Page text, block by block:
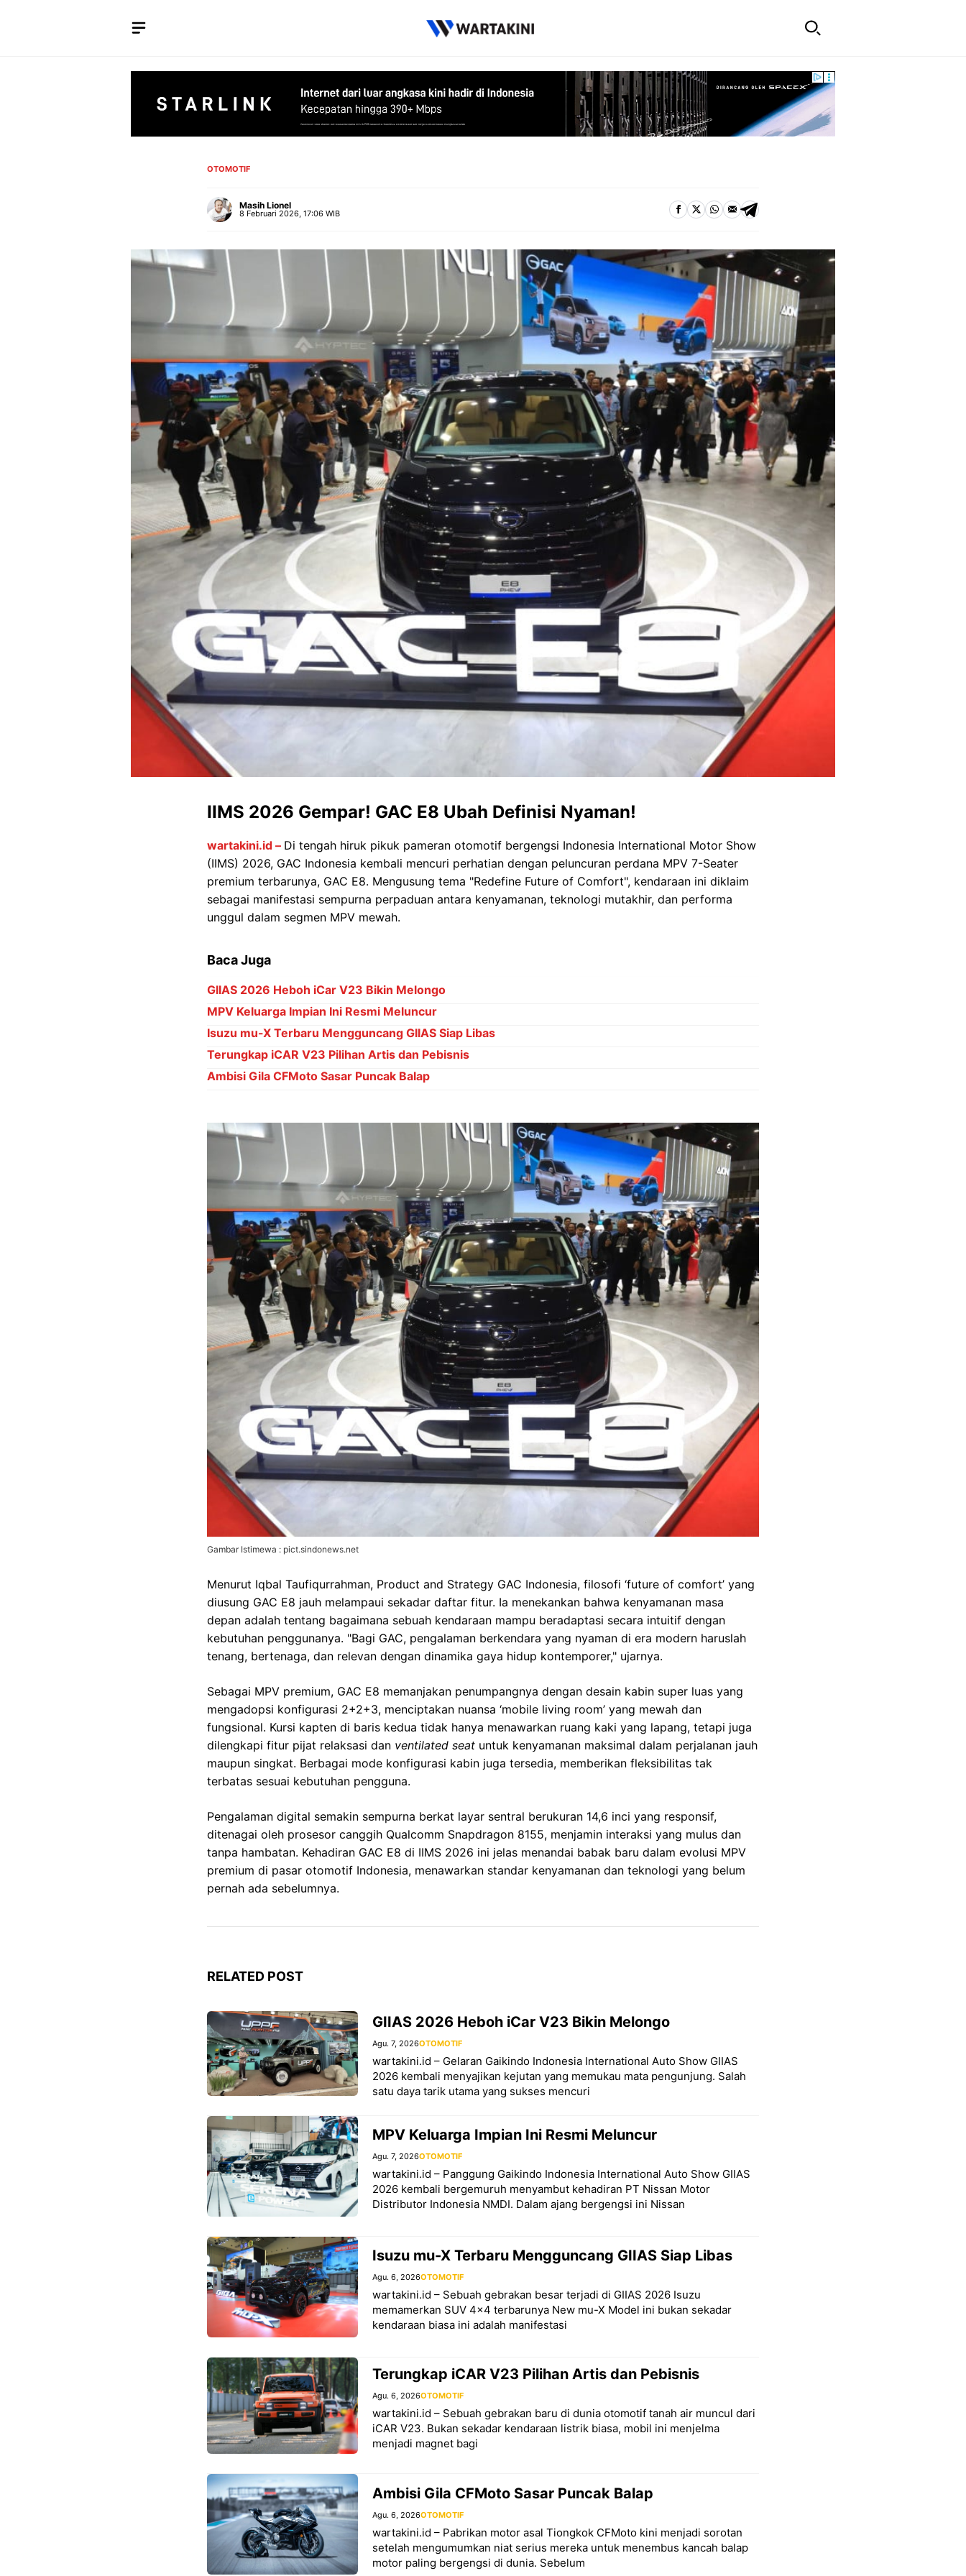
OTOMOTIF
Masih Lionel
8 Februari 2026, 17:06 WIB
IIMS 2026 Gempar! GAC E8 Ubah Definisi Nyaman!
wartakini.id – Di tengah hiruk pikuk pameran otomotif bergengsi Indonesia International Motor Show
(IIMS) 2026, GAC Indonesia kembali mencuri perhatian dengan peluncuran perdana MPV 7-Seater
premium terbarunya, GAC E8. Mengusung tema "Redefine Future of Comfort", kendaraan ini diklaim
sebagai manifestasi sempurna perpaduan antara kenyamanan, teknologi mutakhir, dan performa
unggul dalam segmen MPV mewah.
Baca Juga
GIIAS 2026 Heboh iCar V23 Bikin Melongo
MPV Keluarga Impian Ini Resmi Meluncur
Isuzu mu-X Terbaru Mengguncang GIIAS Siap Libas
Terungkap iCAR V23 Pilihan Artis dan Pebisnis
Ambisi Gila CFMoto Sasar Puncak Balap
Gambar Istimewa : pict.sindonews.net
Menurut Iqbal Taufiqurrahman, Product and Strategy GAC Indonesia, filosofi ‘future of comfort’ yang
diusung GAC E8 jauh melampaui sekadar daftar fitur. Ia menekankan bahwa kenyamanan masa
depan adalah tentang bagaimana sebuah kendaraan mampu beradaptasi secara intuitif dengan
kebutuhan penggunanya. "Bagi GAC, pengalaman berkendara yang nyaman di era modern haruslah
tenang, bertenaga, dan relevan dengan dinamika gaya hidup kontemporer," ujarnya.
Sebagai MPV premium, GAC E8 memanjakan penumpangnya dengan desain kabin super luas yang
mengadopsi konfigurasi 2+2+3, menciptakan nuansa ‘mobile living room’ yang mewah dan
fungsional. Kursi kapten di baris kedua tidak hanya menawarkan ruang kaki yang lapang, tetapi juga
dilengkapi fitur pijat relaksasi dan ventilated seat untuk kenyamanan maksimal dalam perjalanan jauh
maupun singkat. Berbagai mode konfigurasi kabin juga tersedia, memberikan fleksibilitas tak
terbatas sesuai kebutuhan pengguna.
Pengalaman digital semakin sempurna berkat layar sentral berukuran 14,6 inci yang responsif,
ditenagai oleh prosesor canggih Qualcomm Snapdragon 8155, menjamin interaksi yang mulus dan
tanpa hambatan. Kehadiran GAC E8 di IIMS 2026 ini jelas menandai babak baru dalam evolusi MPV
premium di pasar otomotif Indonesia, menawarkan standar kenyamanan dan teknologi yang belum
pernah ada sebelumnya.
RELATED POST
GIIAS 2026 Heboh iCar V23 Bikin Melongo
Agu. 7, 2026OTOMOTIF
wartakini.id – Gelaran Gaikindo Indonesia International Auto Show GIIAS
2026 kembali menyajikan kejutan yang memukau mata pengunjung. Salah
satu daya tarik utama yang sukses mencuri
MPV Keluarga Impian Ini Resmi Meluncur
Agu. 7, 2026OTOMOTIF
wartakini.id – Panggung Gaikindo Indonesia International Auto Show GIIAS
2026 kembali bergemuruh menyambut kehadiran PT Nissan Motor
Distributor Indonesia NMDI. Dalam ajang bergengsi ini Nissan
Isuzu mu-X Terbaru Mengguncang GIIAS Siap Libas
Agu. 6, 2026OTOMOTIF
wartakini.id – Sebuah gebrakan besar terjadi di GIIAS 2026 Isuzu
memamerkan SUV 4×4 terbarunya New mu-X Model ini bukan sekadar
kendaraan biasa ini adalah manifestasi
Terungkap iCAR V23 Pilihan Artis dan Pebisnis
Agu. 6, 2026OTOMOTIF
wartakini.id – Sebuah gebrakan baru di dunia otomotif tanah air muncul dari
iCAR V23. Bukan sekadar kendaraan listrik biasa, mobil ini menjelma
menjadi magnet bagi
Ambisi Gila CFMoto Sasar Puncak Balap
Agu. 6, 2026OTOMOTIF
wartakini.id – Pabrikan motor asal Tiongkok CFMoto kini menjadi sorotan
setelah mengumumkan niat serius mereka untuk menembus kancah balap
motor paling bergengsi di dunia. Sebelum